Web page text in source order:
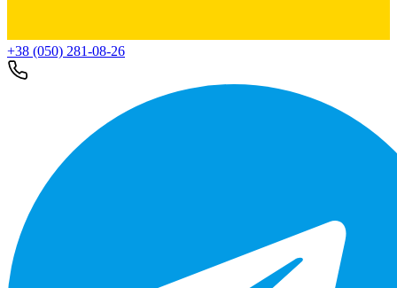
+38 (050) 281-08-26